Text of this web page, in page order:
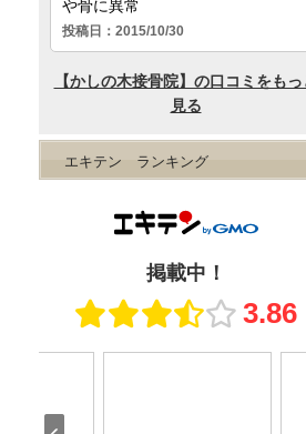
エキテン ランキング